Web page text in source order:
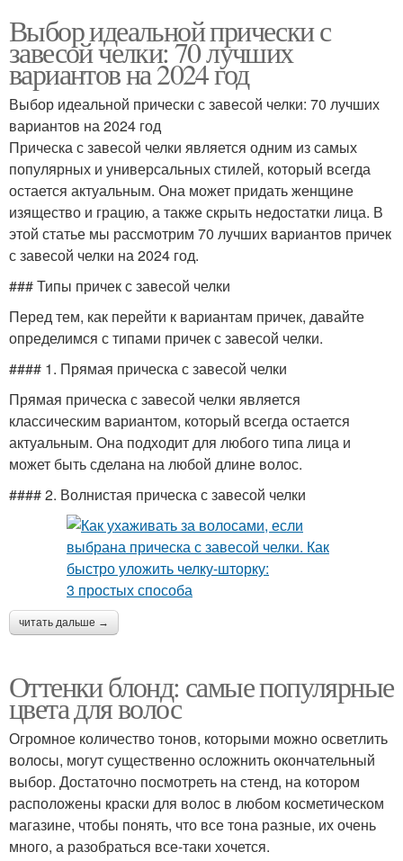
Выбор идеальной прически с
завесой челки: 70 лучших
вариантов на 2024 год
Выбор идеальной прически с завесой челки: 70 лучших
вариантов на 2024 год
Прическа с завесой челки является одним из самых
популярных и универсальных стилей, который всегда
остается актуальным. Она может придать женщине
изящество и грацию, а также скрыть недостатки лица. В
этой статье мы рассмотрим 70 лучших вариантов причек
с завесой челки на 2024 год.
### Типы причек с завесой челки
Перед тем, как перейти к вариантам причек, давайте
определимся с типами причек с завесой челки.
#### 1. Прямая прическа с завесой челки
Прямая прическа с завесой челки является
классическим вариантом, который всегда остается
актуальным. Она подходит для любого типа лица и
может быть сделана на любой длине волос.
#### 2. Волнистая прическа с завесой челки
читать дальше →
Оттенки блонд: самые популярные
цвета для волос
Огромное количество тонов, которыми можно осветлить
волосы, могут существенно осложнить окончательный
выбор. Достаточно посмотреть на стенд, на котором
расположены краски для волос в любом косметическом
магазине, чтобы понять, что все тона разные, их очень
много, а разобраться все-таки хочется.